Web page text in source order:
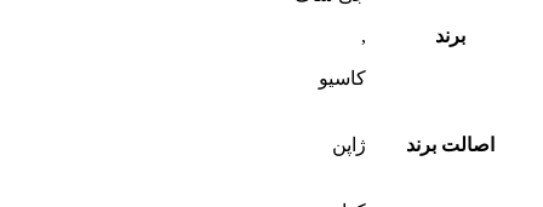
برند
,
کاسیو
اصالت برند ژاپن